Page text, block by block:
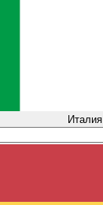
Италия